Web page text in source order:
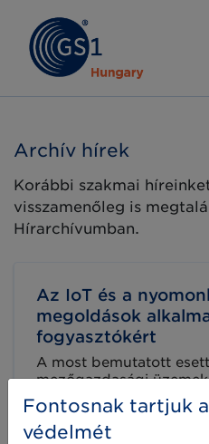
Archív hírek
Korábbi szakmai
visszamenőleg is
Hírarchívumban.
Az IoT és a
megoldások
fogyasztókért
A most bemutatott
mezőgazdasági
más agrár-
csoportja azzal kívánt
hogy a terményeikről és
2022-03-30
Fontosnak tartjuk
védelmét